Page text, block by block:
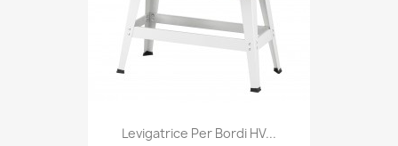
Levigatrice Per Bordi HV...